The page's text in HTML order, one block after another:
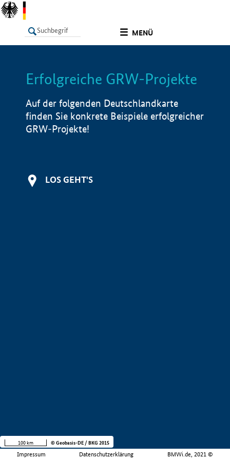
MENÜ
LISTE Info
Erfolgreiche GRW-Projekte
Auf der folgenden Deutschlandkarte
finden Sie konkrete Beispiele erfolgreicher
GRW-Projekte!
LOS GEHT'S
Impressum Datenschutzerklärung BMWi.de, 2021 ©
100 km © Geobasis-DE / BKG 2015